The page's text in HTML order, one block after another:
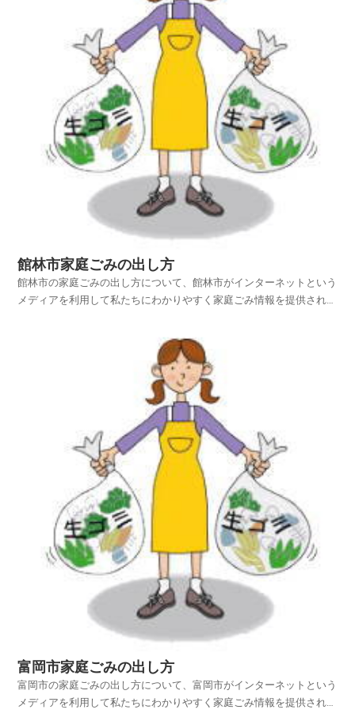
館林市家庭ごみの出し方
館林市の家庭ごみの出し方について、館林市がインターネットという
メディアを利用して私たちにわかりやすく家庭ごみ情報を提供されて
ジを探し、館林市の家庭ごみの出し方を項目別に紹介しておりますの
でご活用いただければ幸いです。平成25年4月1日から...
富岡市家庭ごみの出し方
富岡市の家庭ごみの出し方について、富岡市がインターネットという
メディアを利用して私たちにわかりやすく家庭ごみ情報を提供されて